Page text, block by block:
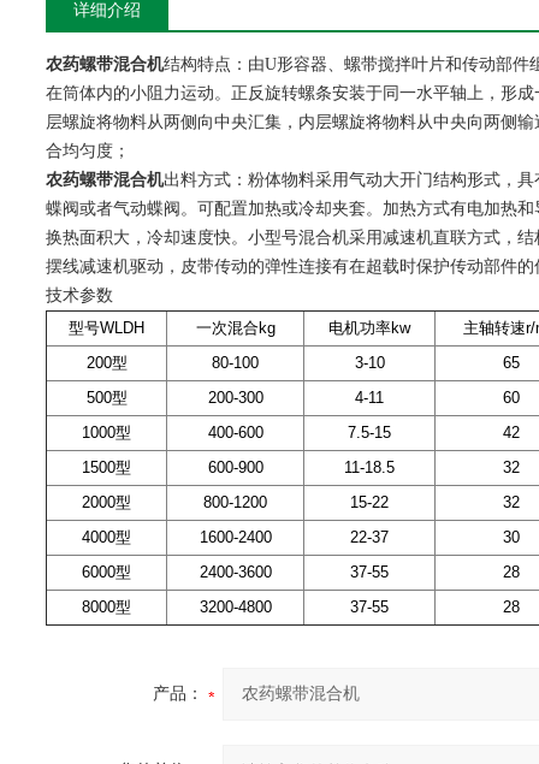
详细介绍
农药螺带混合机结构特点：由U形容器、螺带搅拌叶片和传动部
在筒体内的小阻力运动。正反旋转螺条安装于同一水平轴上，形
层螺旋将物料从两侧向中央汇集，内层螺旋将物料从中央向两侧
合均匀度；
农药螺带混合机出料方式：粉体物料采用气动大开门结构形式，
蝶阀或者气动蝶阀。可配置加热或冷却夹套。加热方式有电加热
换热面积大，冷却速度快。小型号混合机采用减速机直联方式，
摆线减速机驱动，皮带传动的弹性连接有在超载时保护传动部件的
技术参数
型号WLDH
一次混合kg 电机功率kw
主轴转速r/
200型
80-100 3-10
65
500型
200-300 4-11
60
1000型
400-600 7.5-15
42
1500型
600-900 11-18.5
32
2000型
800-1200 15-22
32
4000型
1600-2400 22-37
30
6000型
2400-3600 37-55
28
8000型
3200-4800 37-55 28
产品：